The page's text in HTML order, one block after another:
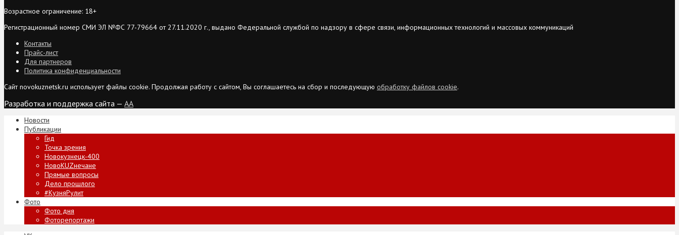
Возрастное ограничение: 18+
Регистрационный номер СМИ ЭЛ №ФС 77-79664 от 27.11.2020 г., выдано Федеральной службой по надзору в сфере связи, информационных технологий и массовых коммуникаций
Контакты
Прайс-лист
Для партнеров
Политика конфиденциальности
Сайт novokuznetsk.ru использует файлы cookie. Продолжая работу с сайтом, Вы соглашаетесь на сбор и последующую обработку файлов cookie.
Разработка и поддержка сайта — AA
Новости
Публикации
Гид
Точка зрения
Новокузнецк-400
НовоKUZнечане
Прямые вопросы
Дело прошлого
#КузняРулит
Фото
Фото дня
Фоторепортажи